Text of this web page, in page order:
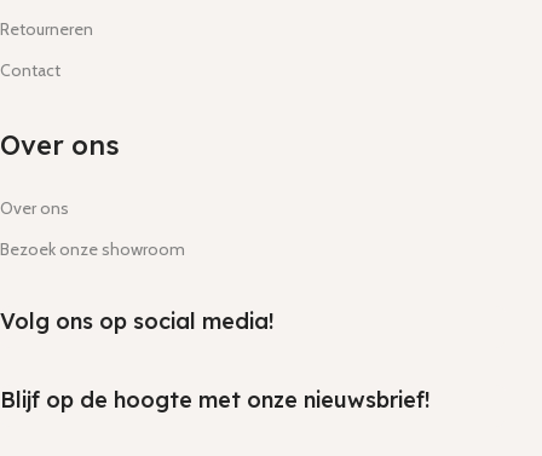
Retourneren
Contact
Over ons
Over ons
Bezoek onze showroom
Volg ons op social media!
Blijf op de hoogte met onze nieuwsbrief!